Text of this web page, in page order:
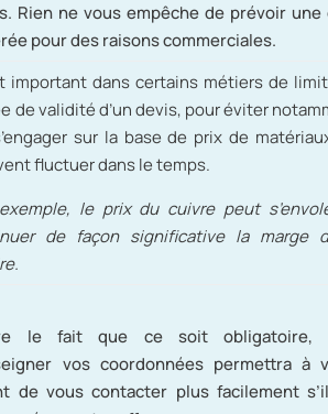
Rien ne vous empêche de prévoir une
pour des raisons commerciales.
important dans certains métiers de
de validité d’un devis, pour éviter
sur la base de prix de
fluctuer dans le temps.
le prix du cuivre peut
de façon significative la marge
le fait que ce soit obligatoire,
vos coordonnées permettra à
de vous contacter plus facilement